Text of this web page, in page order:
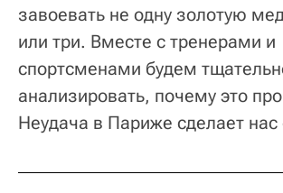
завоевать не одну золотую
или три. Вместе с тренерами и
спортсменами будем
анализировать, почему это
Неудача в Париже сделает нас